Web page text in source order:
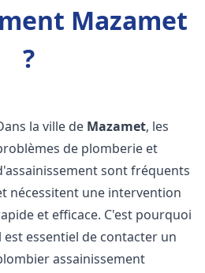
Mazamet
?
la ville de Mazamet, les
de plomberie et
sont fréquents
nécessitent une intervention
et efficace. C'est pourquoi
est essentiel de contacter un
assainissement